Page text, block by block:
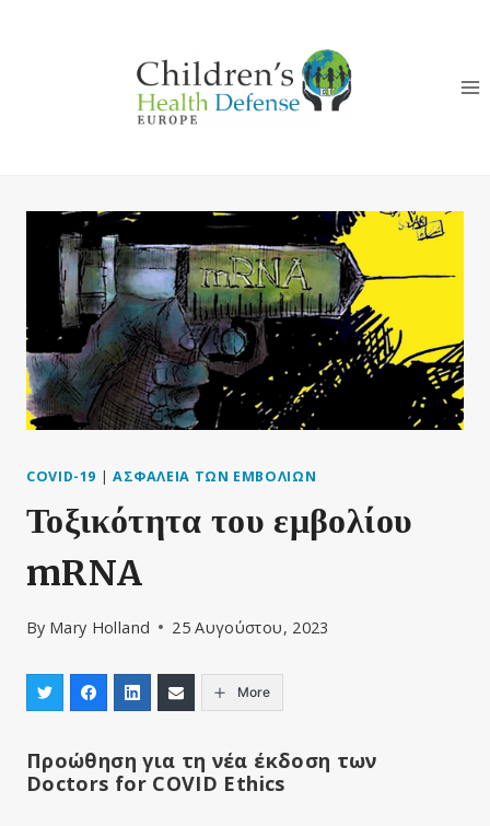
COVID-19 | ΑΣΦΆΛΕΙΑ ΤΩΝ ΕΜΒΟΛΊΩΝ
Τοξικότητα του εμβολίου
mRNA
By Mary Holland 25 Αυγούστου, 2023
More
Προώθηση για τη νέα έκδοση των
Doctors for COVID Ethics